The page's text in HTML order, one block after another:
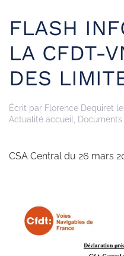
FLASH
LA CFDT-
DES
Écrit par Florence Dequiret le
Actualité accueil
CSA Central du 26 mars